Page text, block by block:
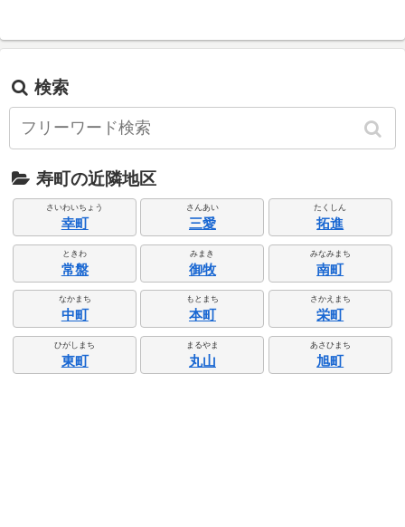
検索
寿町の近隣地区
さいわいちょう
幸町
さんあい
三愛
たくしん
拓進
ときわ
常盤
みまき
御牧
みなみまち
南町
なかまち
中町
もとまち
本町
さかえまち
栄町
ひがしまち
東町
まるやま
丸山
あさひまち
旭町